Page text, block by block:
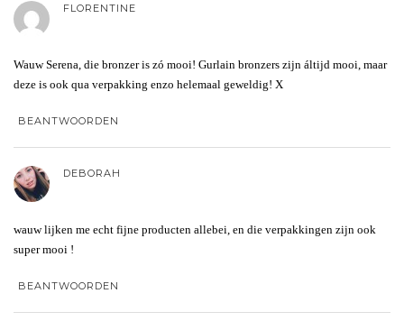
FLORENTINE
Wauw Serena, die bronzer is zó mooi! Gurlain bronzers zijn áltijd mooi, maar
deze is ook qua verpakking enzo helemaal geweldig! X
BEANTWOORDEN
DEBORAH
wauw lijken me echt fijne producten allebei, en die verpakkingen zijn ook
super mooi !
BEANTWOORDEN